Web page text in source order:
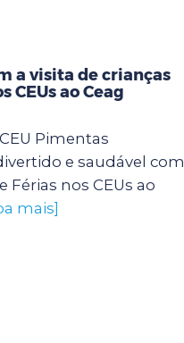
a visita de crianças
CEUs ao Ceag
Pimentas
e saudável com
Férias nos CEUs ao
mais]